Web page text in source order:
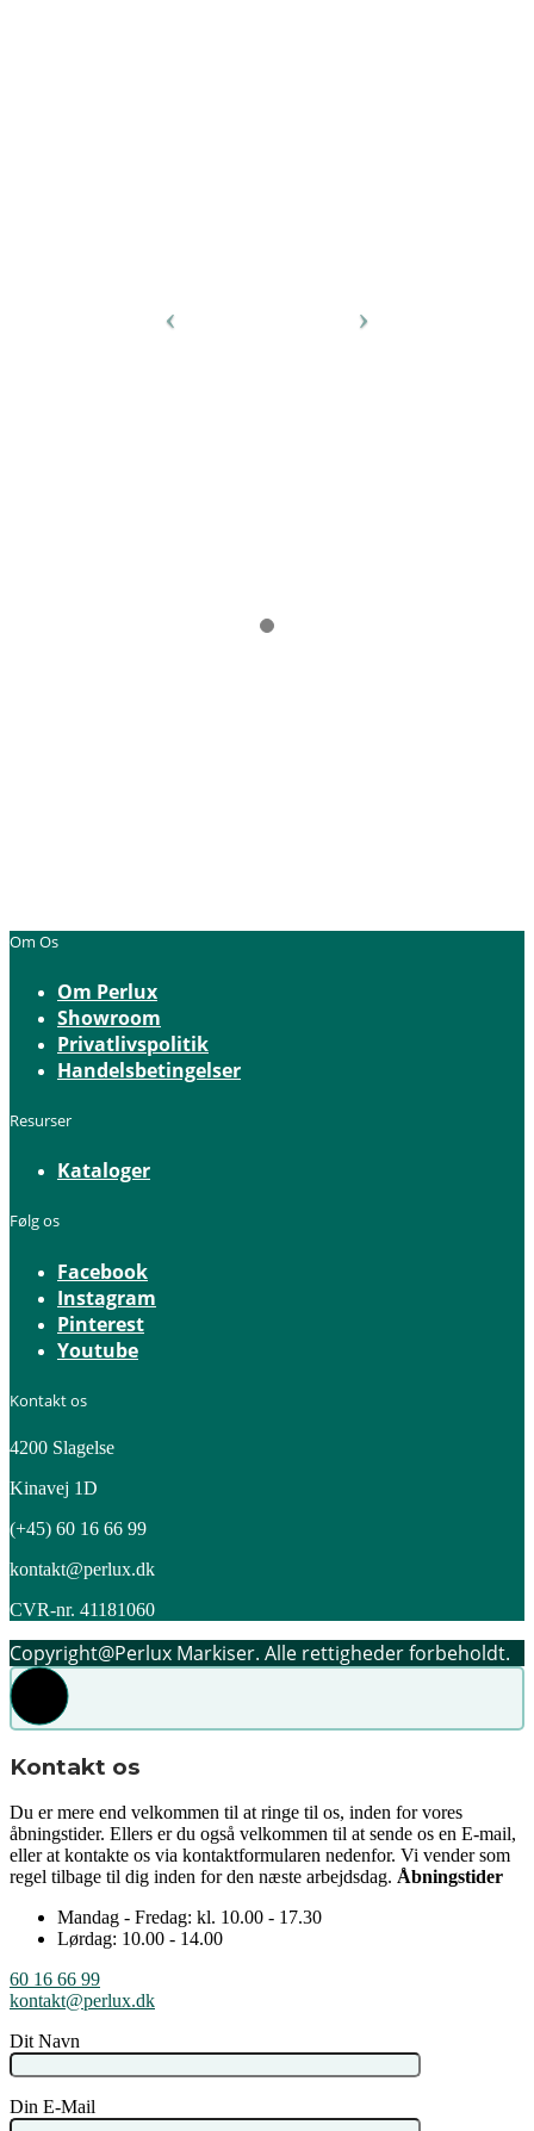
Om Os
Om Perlux
Showroom
Privatlivspolitik
Handelsbetingelser
Resurser
Kataloger
Følg os
Facebook
Instagram
Pinterest
Youtube
Kontakt os
4200 Slagelse
Kinavej 1D
(+45) 60 16 66 99
kontakt@perlux.dk
CVR-nr. 41181060
Copyright@Perlux Markiser. Alle rettigheder forbeholdt.
Kontakt os
Du er mere end velkommen til at ringe til os, inden for vores
åbningstider. Ellers er du også velkommen til at sende os en E-mail,
eller at kontakte os via kontaktformularen nedenfor. Vi vender som
regel tilbage til dig inden for den næste arbejdsdag. Åbningstider
Mandag - Fredag: kl. 10.00 - 17.30
Lørdag: 10.00 - 14.00
60 16 66 99
kontakt@perlux.dk
Dit Navn
Din E-Mail